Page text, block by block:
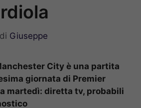
di Giuseppe
City è una partita
giornata di Premier
martedì: diretta tv, probabili